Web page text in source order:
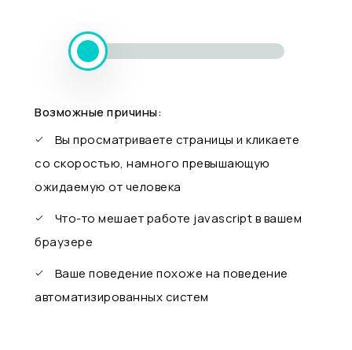
Возможные причины:
Вы просматриваете страницы и кликаете
со скоростью, намного превышающую
ожидаемую от человека
Что-то мешает работе javascript в вашем
браузере
Ваше поведение похоже на поведение
автоматизированных систем